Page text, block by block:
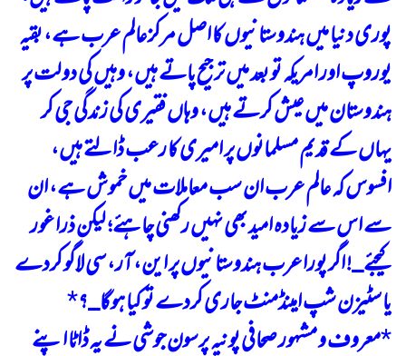
پوری دنیا میں ہندوستانیوں کا اصل مرکز عالم عرب ہے، بقیہ
یوروپ اور امریکہ تو بعد میں ترجیح پاتے ہیں، وہیں کی دولت پر
ہندوستان میں عیش کرتے ہیں، وہاں فقیری کی زندگی جی کر
یہاں کے قدیم مسلمانوں پر امیری کا رعب ڈالتے ہیں،
افسوس کہ عالم عرب ان سب معاملات میں خموش ہے، ان
سے اس سے زیادہ امید بھی نہیں رکھنی چاہئے؛ لیکن ذرا غور
کیجئے_! اگر پورا عرب ہندوستانیوں پر این، آر، سی لاگو کردے
یا سٹیزن شپ امینڈمنٹ جاری کردے تو کیا ہوگا_؟*
*معروف و مشہور صحافی پونیہ پرسون جوشی نے یہ ڈاٹا اپنے